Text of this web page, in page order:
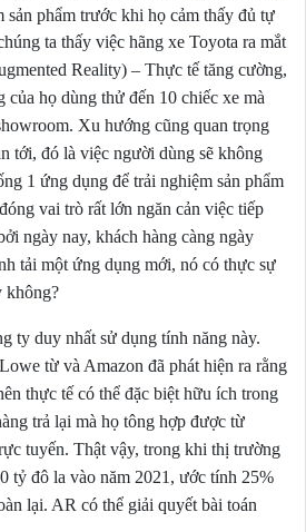
sản phẩm trước khi họ cảm thấy đủ tự
ta thấy việc hãng xe Toyota ra mắt
Reality) – Thực tế tăng cường,
của họ dùng thử đến 10 chiếc xe mà
Xu hướng cũng quan trọng
tới, đó là việc người dùng sẽ không
1 ứng dụng để trải nghiệm sản phẩm
vai trò rất lớn ngăn cản việc tiếp
ngày nay, khách hàng càng ngày
tải một ứng dụng mới, nó có thực sự
không?
ty duy nhất sử dụng tính năng này.
từ và Amazon đã phát hiện ra rằng
thực tế có thể đặc biệt hữu ích trong
trả lại mà họ tông hợp được từ
tuyến. Thật vậy, trong khi thị trường
tỷ đô la vào năm 2021, ước tính 25%
lại. AR có thể giải quyết bài toán